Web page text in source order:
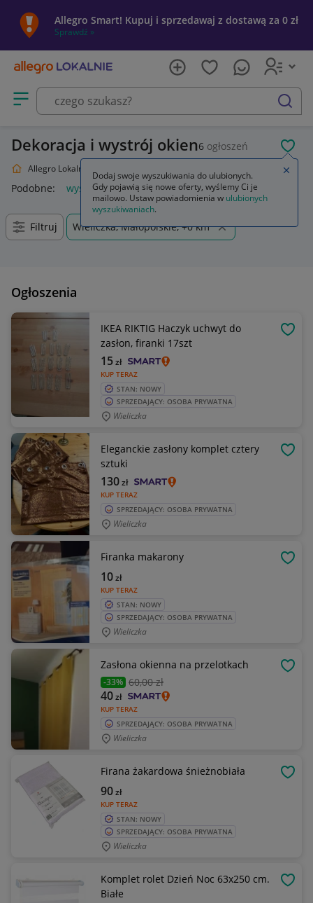
Allegro Smart! Kupuj i sprzedawaj z dostawą za 0 zł
Sprawdź »
Otwórz menu z kategoriami
szukaj
Dekoracja i wystrój okien6 ogłoszeń
Allegro Lokalnie
Podobne: wystrój okien lart wystrój okien
Filtruj Wieliczka, Małopolskie, +0 km
Ogłoszenia
IKEA RIKTIG Haczyk uchwyt do
zasłon, firanki 17szt
KUP TERAZ
15zł
STAN: NOWY
SPRZEDAJĄCY: OSOBA PRYWATNA
Wieliczka
Eleganckie zasłony komplet cztery
sztuki
KUP TERAZ
130zł
SPRZEDAJĄCY: OSOBA PRYWATNA
Wieliczka
Firanka makarony
KUP TERAZ
10zł
STAN: NOWY
SPRZEDAJĄCY: OSOBA PRYWATNA
Wieliczka
Zasłona okienna na przelotkach
-33% 60,00 zł
KUP TERAZ
40zł
SPRZEDAJĄCY: OSOBA PRYWATNA
Wieliczka
Firana żakardowa śnieżnobiała
KUP TERAZ
90zł
STAN: NOWY
SPRZEDAJĄCY: OSOBA PRYWATNA
Wieliczka
Komplet rolet Dzień Noc 63x250 cm.
Białe
Dodaj swoje wyszukiwania do ulubionych.
Gdy pojawią się nowe oferty, wyślemy Ci je
mailowo. Ustaw powiadomienia w ulubionych
wyszukiwaniach.